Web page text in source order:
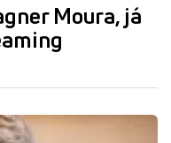
Moura, já